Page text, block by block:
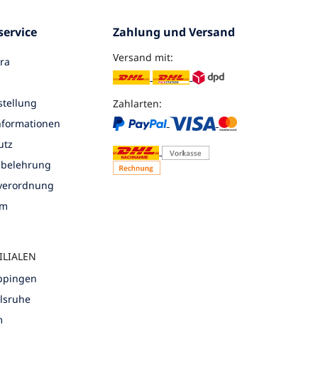
Zahlung und Versand
Versand mit:
Zahlarten: